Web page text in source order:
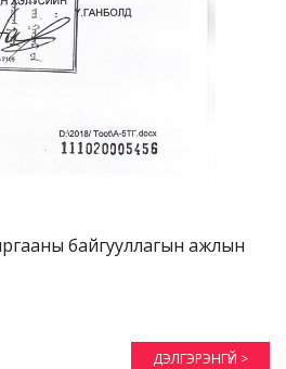
байгууллагын ажлын
ДЭЛГЭРЭНГҮЙ >